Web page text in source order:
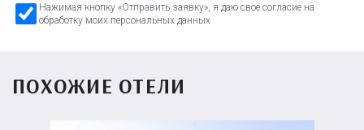
Нажимая кнопку «Отправить заявку», я даю свое согласие на
обработку моих персональных данных
ПОХОЖИЕ ОТЕЛИ